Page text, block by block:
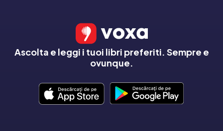
Ascolta e leggi i tuoi libri preferiti. Sempre e
ovunque.